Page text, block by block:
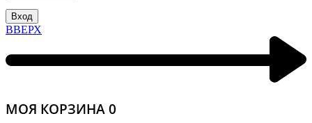
Вход
ВВЕРХ
МОЯ КОРЗИНА 0